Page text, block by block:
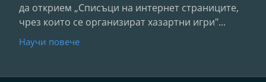
да открием „Списъци на интернет страниците,
чрез които се организират хазартни игри"...
Научи повече